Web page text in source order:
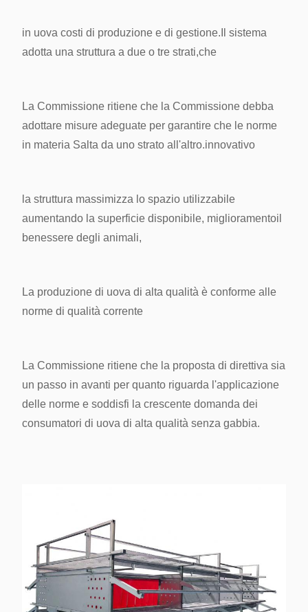
in uova costi di produzione e di gestione. Il sistema
adotta una struttura a due o tre strati,che
La Commissione ritiene che la Commissione debba
adottare misure adeguate per garantire che le norme
in materia Salta da uno strato all'altro.innovativo
la struttura massimizza lo spazio utilizzabile
aumentando la superficie disponibile, miglioramentoil
benessere degli animali,
La produzione di uova di alta qualità è conforme alle
norme di qualità corrente
La Commissione ritiene che la proposta di direttiva sia
un passo in avanti per quanto riguarda l'applicazione
delle norme e soddisfi la crescente domanda dei
consumatori di uova di alta qualità senza gabbia.